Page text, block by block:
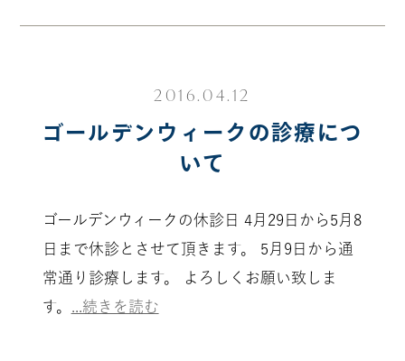
2016.04.12
ゴールデンウィークの診療につ
いて
ゴールデンウィークの休診日 4月29日から5月8
日まで休診とさせて頂きます。 5月9日から通
常通り診療します。 よろしくお願い致しま
す。
...続きを読む